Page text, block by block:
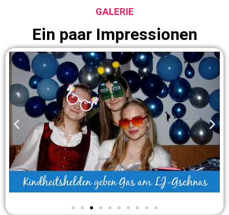
GALERIE
Ein paar Impressionen